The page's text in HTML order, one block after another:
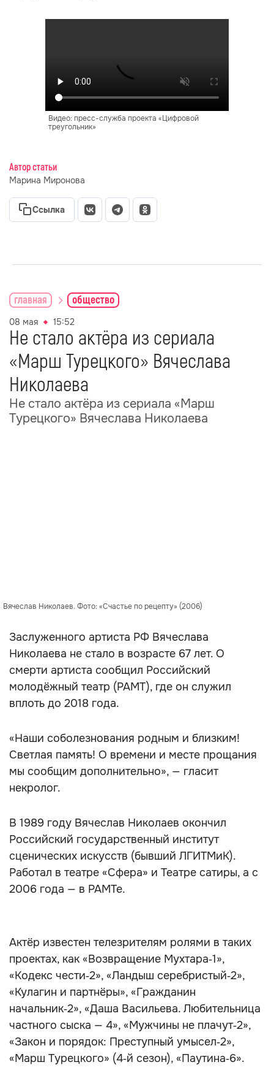
Видео: пресс-служба проекта «Цифровой
треугольник»
Автор статьи
Марина Миронова
Ссылка
главная общество
08 мая 15:52
Не стало актёра из сериала
«Марш Турецкого» Вячеслава
Николаева
Не стало актёра из сериала «Марш
Турецкого» Вячеслава Николаева
Вячеслав Николаев. Фото: «Счастье по рецепту» (2006)
Заслуженного артиста РФ Вячеслава
Николаева не стало в возрасте 67 лет. О
смерти артиста сообщил Российский
молодёжный театр (РАМТ), где он служил
вплоть до 2018 года.
«Наши соболезнования родным и близким!
Светлая память! О времени и месте прощания
мы сообщим дополнительно», — гласит
некролог.
В 1989 году Вячеслав Николаев окончил
Российский государственный институт
сценических искусств (бывший ЛГИТМиК).
Работал в театре «Сфера» и Театре сатиры, а с
2006 года — в РАМТе.
Актёр известен телезрителям ролями в таких
проектах, как «Возвращение Мухтара‑1»,
«Кодекс чести‑2», «Ландыш серебристый‑2»,
«Кулагин и партнёры», «Гражданин
начальник‑2», «Даша Васильева. Любительница
частного сыска — 4», «Мужчины не плачут‑2»,
«Закон и порядок: Преступный умысел‑2»,
«Марш Турецкого» (4‑й сезон), «Паутина‑6».